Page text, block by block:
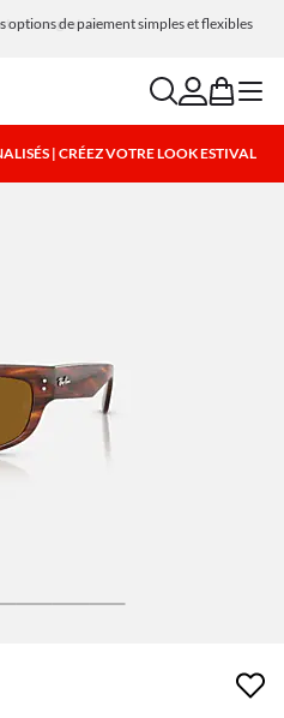
options de paiement simples et flexibles
searchaccount
bag menu
| CRÉEZ VOTRE LOOK ESTIVAL
de souhaits